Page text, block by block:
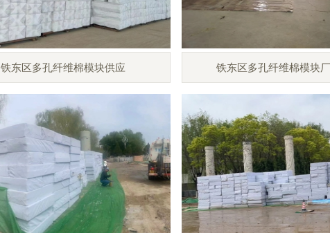
铁东区多孔纤维棉模块供应 铁东区多孔纤维棉模块